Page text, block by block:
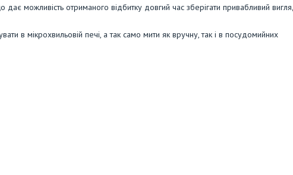
дає можливість отриманого відбитку довгий час зберігати привабливий
в мікрохвильовій печі, а так само мити як вручну, так і в посудомийних